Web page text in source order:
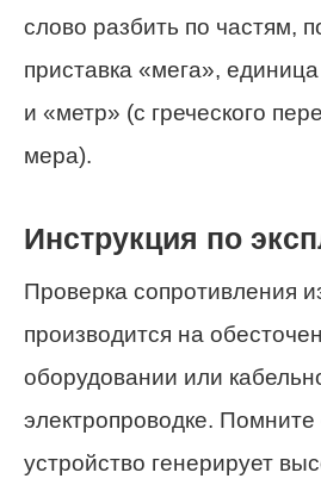
слово разбить по частям,
приставка «мега»,
и «метр» (с греческого
мера).
Инструкция по
Проверка сопротивления
производится на
оборудовании или
электропроводке. Помните
устройство генерирует